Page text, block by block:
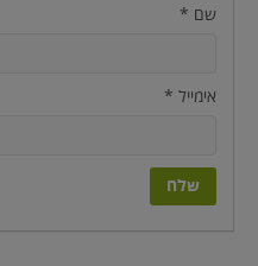
שם *
אימייל *